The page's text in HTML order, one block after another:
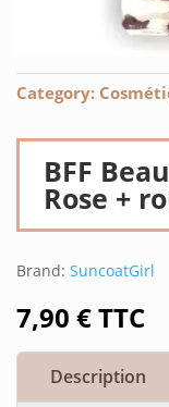
Category:
BFF
Rose +
Brand: SuncoatGirl
7,90 €TTC
Description